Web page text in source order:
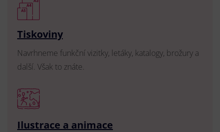
Tiskoviny
Navrhneme funkční vizitky, letáky, katalogy, brožury a
další. Však to znáte.
Ilustrace a animace